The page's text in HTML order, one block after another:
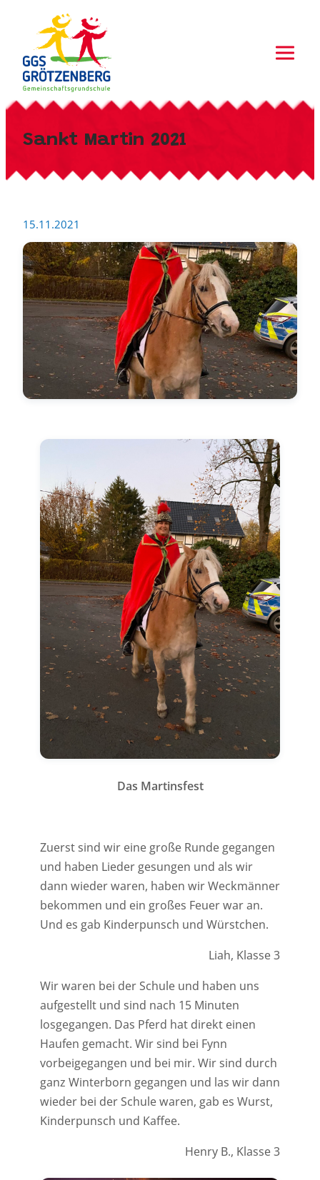
springen
Sankt Martin 2021
15.11.2021
Das Martinsfest
Zuerst sind wir eine große Runde gegangen
und haben Lieder gesungen und als wir
dann wieder waren, haben wir Weckmänner
bekommen und ein großes Feuer war an.
Und es gab Kinderpunsch und Würstchen.
Liah, Klasse 3
Wir waren bei der Schule und haben uns
aufgestellt und sind nach 15 Minuten
losgegangen. Das Pferd hat direkt einen
Haufen gemacht. Wir sind bei Fynn
vorbeigegangen und bei mir. Wir sind durch
ganz Winterborn gegangen und las wir dann
wieder bei der Schule waren, gab es Wurst,
Kinderpunsch und Kaffee.
Henry B., Klasse 3